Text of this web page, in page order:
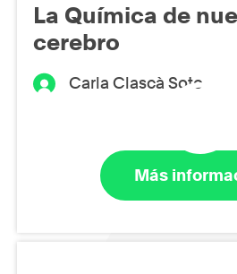
La Química de
cerebro
Carla Clascà Soto
Más